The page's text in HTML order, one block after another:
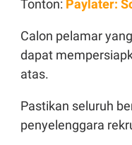
Tonton: Paylater:
Calon pelamar
dapat
atas.
Pastikan seluruh
penyelenggara